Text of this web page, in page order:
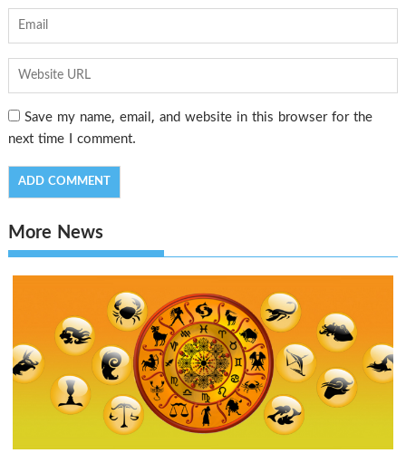
Save my name, email, and website in this browser for the
next time I comment.
More News